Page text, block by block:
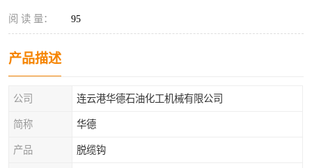
阅 读 量： 95
产品描述
公司 连云港华德石油化工机械有限公司
简称 华德
产品 脱缆钩